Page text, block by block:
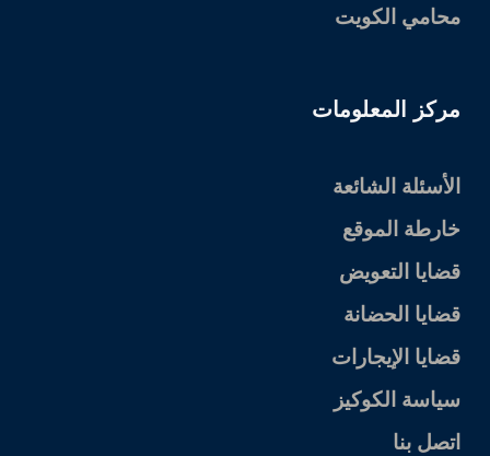
محامي الكويت
مركز المعلومات
الأسئلة الشائعة
خارطة الموقع
قضايا التعويض
قضايا الحضانة
قضايا الإيجارات
سياسة الكوكيز
اتصل بنا